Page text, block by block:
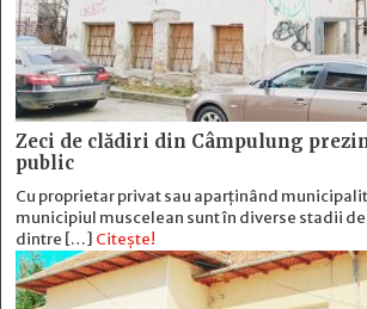
Zeci de clădiri din Câmpulung
public
Cu proprietar privat sau aparținând
municipiul muscelean sunt în diverse stadii
dintre […] Citește!